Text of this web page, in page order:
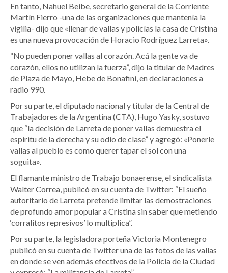
En tanto, Nahuel Beibe, secretario general de la Corriente
Martín Fierro -una de las organizaciones que mantenía la
vigilia- dijo que «llenar de vallas y policías la casa de Cristina
es una nueva provocación de Horacio Rodríguez Larreta».
“No pueden poner vallas al corazón. Acá la gente va de
corazón, ellos no utilizan la fuerza”, dijo la titular de Madres
de Plaza de Mayo, Hebe de Bonafini, en declaraciones a
radio 990.
Por su parte, el diputado nacional y titular de la Central de
Trabajadores de la Argentina (CTA), Hugo Yasky, sostuvo
que “la decisión de Larreta de poner vallas demuestra el
espíritu de la derecha y su odio de clase” y agregó: «Ponerle
vallas al pueblo es como querer tapar el sol con una
soguita».
El flamante ministro de Trabajo bonaerense, el sindicalista
Walter Correa, publicó en su cuenta de Twitter: “El sueño
autoritario de Larreta pretende limitar las demostraciones
de profundo amor popular a Cristina sin saber que metiendo
‘corralitos represivos’ lo multiplica”.
Por su parte, la legisladora porteña Victoria Montenegro
publicó en su cuenta de Twitter una de las fotos de las vallas
en donde se ven además efectivos de la Policía de la Ciudad